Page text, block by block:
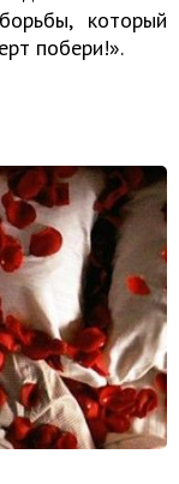
который
побери!».